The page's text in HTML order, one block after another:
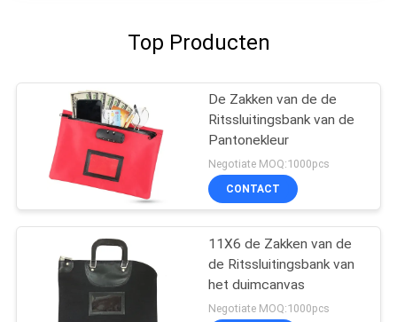
Top Producten
De Zakken van de de
Ritssluitingsbank van de
Pantonekleur
Negotiate MOQ:1000pcs
CONTACT
11X6 de Zakken van de
de Ritssluitingsbank van
het duimcanvas
Negotiate MOQ:1000pcs